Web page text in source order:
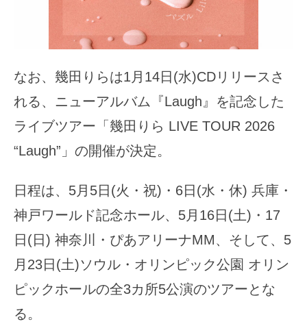
なお、幾田りらは1月14日(水)CDリリースさ
れる、ニューアルバム『Laugh』を記念した
ライブツアー「幾田りら LIVE TOUR 2026
“Laugh”」の開催が決定。
日程は、5月5日(火・祝)・6日(水・休) 兵庫・
神戸ワールド記念ホール、5月16日(土)・17
日(日) 神奈川・ぴあアリーナMM、そして、5
月23日(土)ソウル・オリンピック公園 オリン
ピックホールの全3カ所5公演のツアーとな
る。